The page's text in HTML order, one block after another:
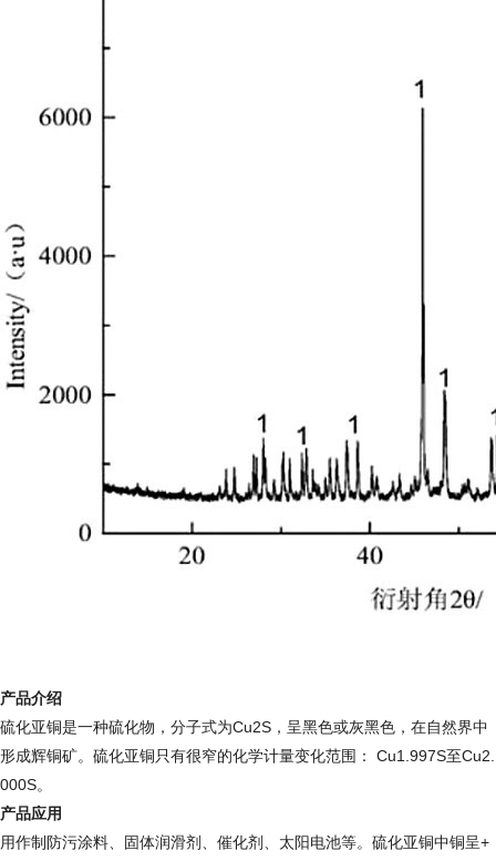
产品介绍
硫化亚铜是一种硫化物，分子式为Cu2S，呈黑色或灰黑色，在自然界中
形成辉铜矿。硫化亚铜只有很窄的化学计量变化范围： Cu1.997S至Cu2.
000S。
产品应用
用作制防污涂料、固体润滑剂、催化剂、太阳电池等。硫化亚铜中铜呈+